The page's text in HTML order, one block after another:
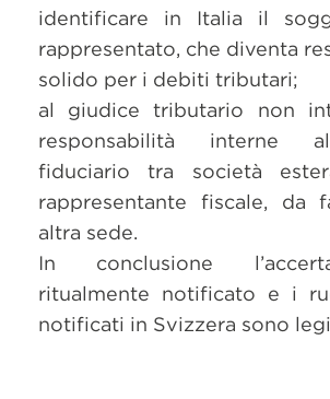
identificare in Italia il
rappresentato, che diventa
solido per i debiti tributari;
al giudice tributario non
responsabilità interne
fiduciario tra società
rappresentante fiscale, da
altra sede.
In conclusione
ritualmente notificato e i
notificati in Svizzera sono